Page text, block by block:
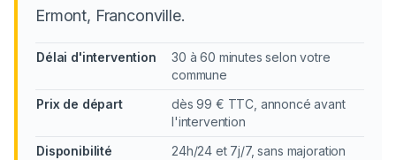
Ermont, Franconville.
Délai d'intervention
30 à 60 minutes selon votre
commune
Prix de départ
dès 99 € TTC, annoncé avant
l'intervention
Disponibilité
24h/24 et 7j/7, sans majoration